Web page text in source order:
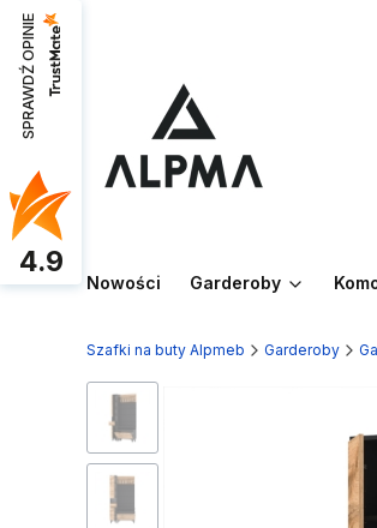
Nowości Garderoby
Szafki na buty Alpmeb Garderoby
SPRAWDŹ OPINIE
4.9